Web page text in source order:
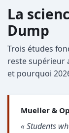
La
Dump
Trois études
reste supérieur
et pourquoi
Mueller &
« Students